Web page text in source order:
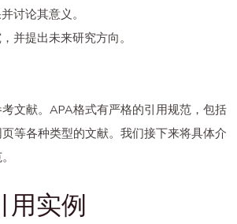
讨论其意义。
并提出未来研究方向。
文献。APA格式有严格的引用规范，包括
等各种类型的文献。我们接下来将具体介
用实例